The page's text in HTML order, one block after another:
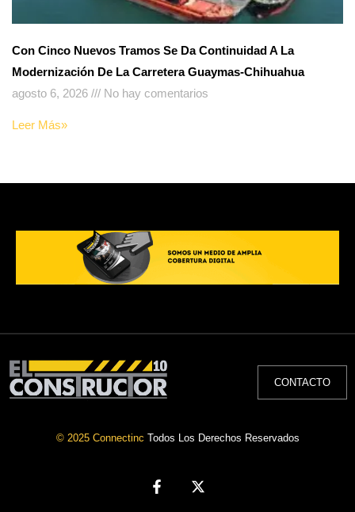
Con Cinco Nuevos Tramos Se Da Continuidad A La
Modernización De La Carretera Guaymas-Chihuahua
agosto 6, 2026
No hay comentarios
Leer Más»
CONTACTO
© 2025 Connectinc Todos Los Derechos Reservados